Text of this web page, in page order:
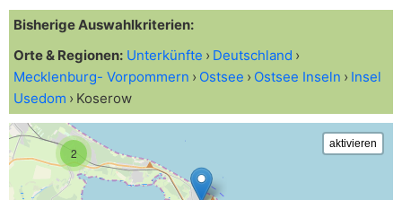
Bisherige Auswahlkriterien:
Orte & Regionen: Unterkünfte
Deutschland
Mecklenburg- Vorpommern
Ostsee Ostsee Inseln
Insel
Usedom
Koserow
2